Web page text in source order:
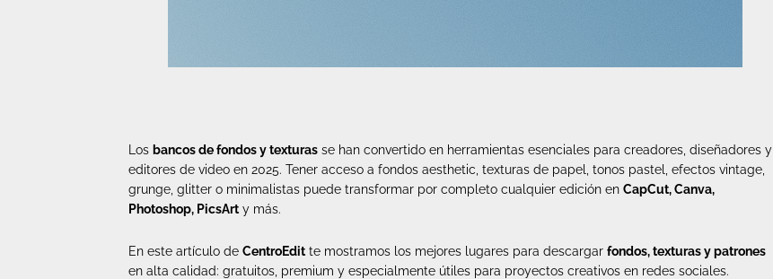
Los bancos de fondos y texturas se han convertido en herramientas esenciales para creadores, diseñadores y
editores de video en 2025. Tener acceso a fondos aesthetic, texturas de papel, tonos pastel, efectos vintage,
grunge, glitter o minimalistas puede transformar por completo cualquier edición en CapCut, Canva,
Photoshop, PicsArt y más.
En este artículo de CentroEdit te mostramos los mejores lugares para descargar fondos, texturas y patrones
en alta calidad: gratuitos, premium y especialmente útiles para proyectos creativos en redes sociales.